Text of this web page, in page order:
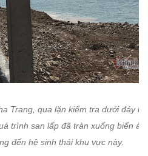
Trang, qua lặn kiểm tra dưới đáy
trình san lấp đã tràn xuống biển
đến hệ sinh thái khu vực này.